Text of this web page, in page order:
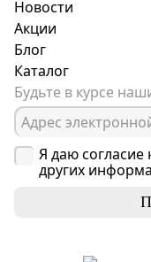
Новости
Акции
Блог
Каталог
Будьте в курсе
Я даю согласие
других